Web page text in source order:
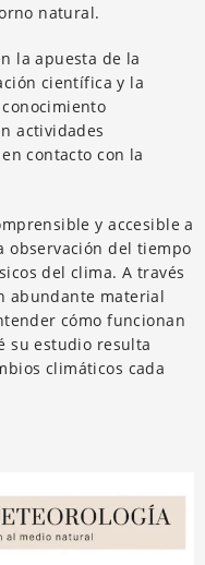
natural.
la apuesta de la
científica y la
actividades
contacto con la
y accesible a
observación del tiempo
del clima. A través
abundante material
cómo funcionan
su estudio resulta
climáticos cada